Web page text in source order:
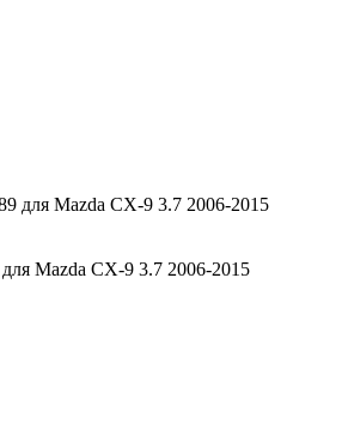
для Mazda CX-9 3.7 2006-2015